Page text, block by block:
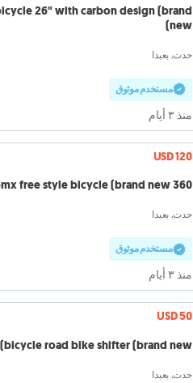
26" with carbon design (brand
new)
حدت, بعبدا
مستخدم موثوق
منذ ٣ أيام
USD 120
360 bmx free style bicycle (brand new)
حدت, بعبدا
مستخدم موثوق
منذ ٣ أيام
USD 50
bicycle road bike shifter (brand new)
حدت, بعبدا